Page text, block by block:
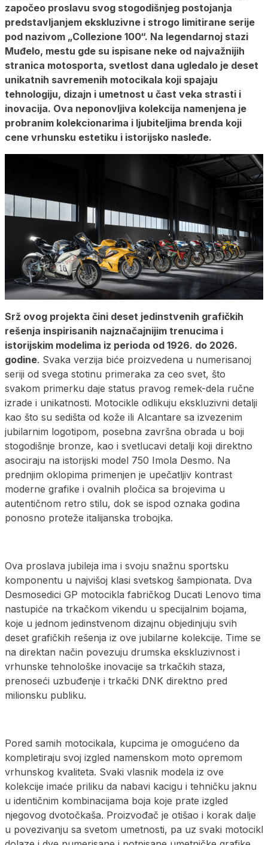
započeo proslavu svog stogodišnjeg postojanja
predstavljanjem ekskluzivne i strogo limitirane serije
pod nazivom „Collezione 100“. Na legendarnoj stazi
Muđelo, mestu gde su ispisane neke od najvažnijih
stranica motosporta, svetlost dana ugledalo je deset
unikatnih savremenih motocikala koji spajaju
tehnologiju, dizajn i umetnost u čast veka strasti i
inovacija. Ova neponovljiva kolekcija namenjena je
probranim kolekcionarima i ljubiteljima brenda koji
cene vrhunsku estetiku i istorijsko nasleđe.
Srž ovog projekta čini deset jedinstvenih grafičkih
rešenja inspirisanih najznačajnijim trenucima i
istorijskim modelima iz perioda od 1926. do 2026.
godine. Svaka verzija biće proizvedena u numerisanoj
seriji od svega stotinu primeraka za ceo svet, što
svakom primerku daje status pravog remek-dela ručne
izrade i unikatnosti. Motocikle odlikuju ekskluzivni detalji
kao što su sedišta od kože ili Alcantare sa izvezenim
jubilarnim logotipom, posebna završna obrada u boji
stogodišnje bronze, kao i svetlucavi detalji koji direktno
asociraju na istorijski model 750 Imola Desmo. Na
prednjim oklopima primenjen je upečatljiv kontrast
moderne grafike i ovalnih pločica sa brojevima u
autentičnom retro stilu, dok se ispod oznaka godina
ponosno proteže italijanska trobojka.
Ova proslava jubileja ima i svoju snažnu sportsku
komponentu u najvišoj klasi svetskog šampionata. Dva
Desmosedici GP motocikla fabričkog Ducati Lenovo tima
nastupiće na trkačkom vikendu u specijalnim bojama,
koje u jednom jedinstvenom dizajnu objedinjuju svih
deset grafičkih rešenja iz ove jubilarne kolekcije. Time se
na direktan način povezuju drumska ekskluzivnost i
vrhunske tehnološke inovacije sa trkačkih staza,
prenoseći uzbuđenje i trkački DNK direktno pred
milionsku publiku.
Pored samih motocikala, kupcima je omogućeno da
kompletiraju svoj izgled namenskom moto opremom
vrhunskog kvaliteta. Svaki vlasnik modela iz ove
kolekcije imaće priliku da nabavi kacigu i tehničku jaknu
u identičnim kombinacijama boja koje prate izgled
njegovog dvotočkaša. Proizvođač je otišao i korak dalje
u povezivanju sa svetom umetnosti, pa uz svaki motocikl